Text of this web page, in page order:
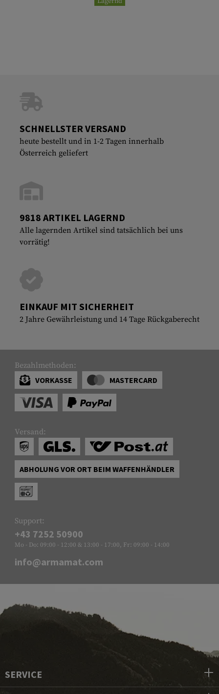
SCHNELLSTER VERSAND
heute bestellt und in 1-2 Tagen innerhalb
Österreich geliefert
9818 ARTIKEL LAGERND
Alle lagernden Artikel sind tatsächlich bei uns
vorrätig!
EINKAUF MIT SICHERHEIT
2 Jahre Gewährleistung und 14 Tage Rückgaberecht
Bezahlmethoden:
VORKASSE
MASTERCARD
Versand:
ABHOLUNG VOR ORT BEIM WAFFENHÄNDLER
Support:
+43 7252 50900
Mo - Do: 09:00 - 12:00 & 13:00 - 17:00, Fr: 09:00 - 14:00
info@armamat.com
SERVICE